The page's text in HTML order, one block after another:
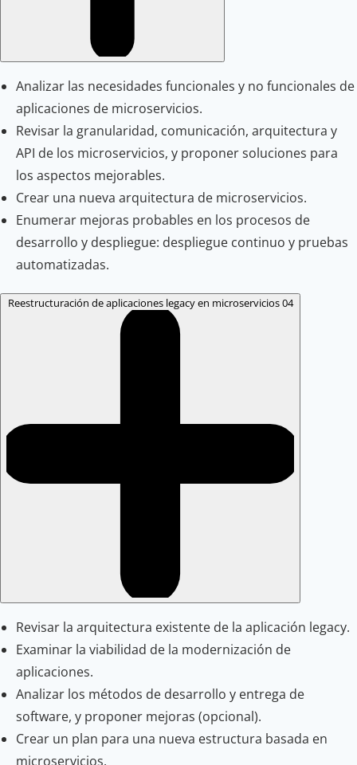
Analizar las necesidades funcionales y no funcionales de
aplicaciones de microservicios.
Revisar la granularidad, comunicación, arquitectura y
API de los microservicios, y proponer soluciones para
los aspectos mejorables.
Crear una nueva arquitectura de microservicios.
Enumerar mejoras probables en los procesos de
desarrollo y despliegue: despliegue continuo y pruebas
automatizadas.
Reestructuración de aplicaciones legacy en microservicios04
Revisar la arquitectura existente de la aplicación legacy.
Examinar la viabilidad de la modernización de
aplicaciones.
Analizar los métodos de desarrollo y entrega de
software, y proponer mejoras (opcional).
Crear un plan para una nueva estructura basada en
microservicios.